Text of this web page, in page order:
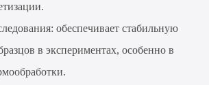
обеспечивает стабильную
в экспериментах, особенно в